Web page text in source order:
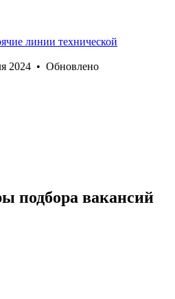
линии технической
2024 • Обновлено
подбора вакансий